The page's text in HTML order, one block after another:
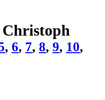
, 6, 7, 8, 9, 10,